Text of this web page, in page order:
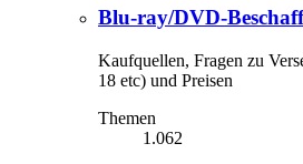
Blu-ray/DVD-
Kaufquellen, Fragen zu
18 etc) und Preisen
Themen
1.062